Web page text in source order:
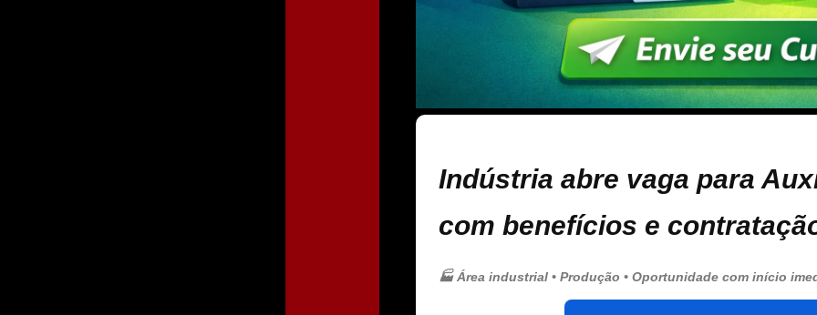
Indústria abre vaga para
com benefícios e
🏭 Área industrial • Produção • Oportunidade com início